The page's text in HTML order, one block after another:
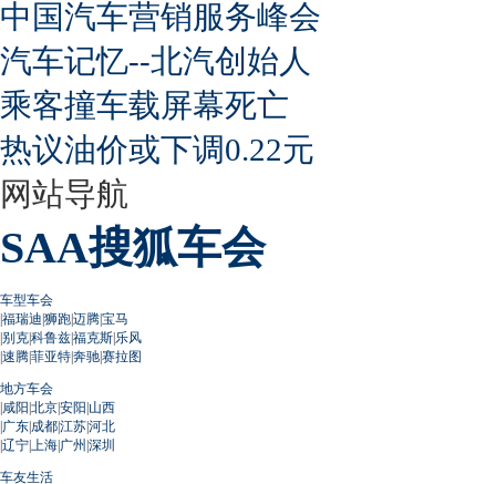
中国汽车营销服务峰会
汽车记忆--北汽创始人
乘客撞车载屏幕死亡
热议油价或下调0.22元
网站导航
SAA搜狐车会
车型车会
|福瑞迪|狮跑|迈腾|宝马
|别克|科鲁兹|福克斯|乐风
|速腾|菲亚特|奔驰|赛拉图
地方车会
|咸阳|北京|安阳|山西
|广东|成都|江苏|河北
|辽宁| 上海|广州 |深圳
车友生活